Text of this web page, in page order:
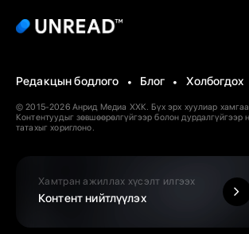
Редакцын бодлого Блог Холбогдох
© 2015-2026 Анрид Медиа ХХК. Бүх эрх хуулиар
Контентуудыг зөвшөөрөлгүйгээр болон дурдалгүйгээр
татахыг хориглоно.
Хамтран ажиллах хүсэлт илгээх
Контент нийтлүүлэх